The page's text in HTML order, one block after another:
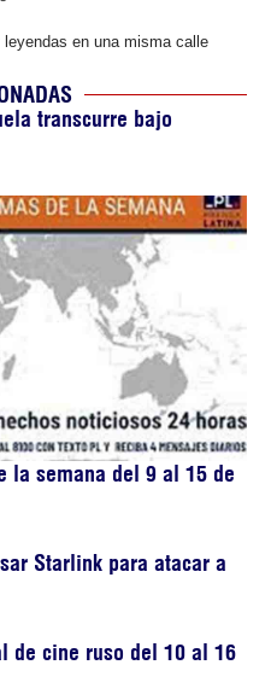
en una misma calle
transcurre bajo
la semana del 9 al 15 de
Starlink para atacar a
de cine ruso del 10 al 16